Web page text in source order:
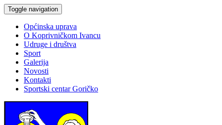
Toggle navigation
Općinska uprava
O Koprivničkom Ivancu
Udruge i društva
Sport
Galerija
Novosti
Kontakti
Sportski centar Goričko